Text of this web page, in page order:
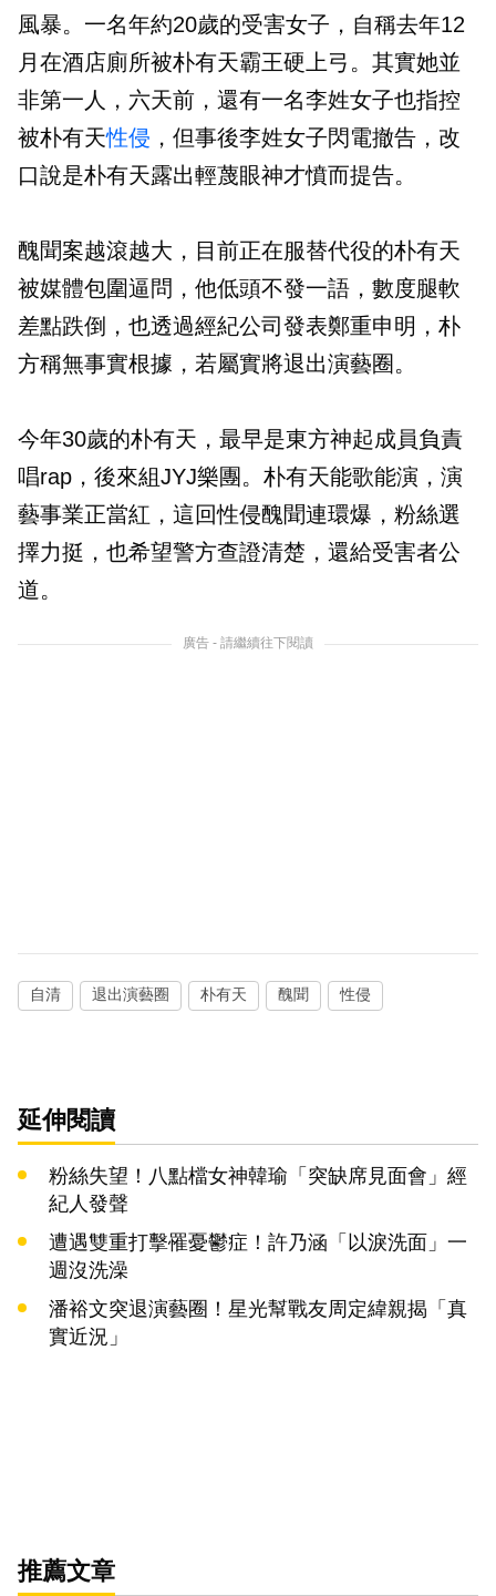
風暴。一名年約20歲的受害女子，自稱去年12
月在酒店廁所被朴有天霸王硬上弓。其實她並
非第一人，六天前，還有一名李姓女子也指控
被朴有天性侵 ，但事後李姓女子閃電撤告，改
口說是朴有天露出輕蔑眼神才憤而提告。
醜聞案越滾越大，目前正在服替代役的朴有天
被媒體包圍逼問，他低頭不發一語，數度腿軟
差點跌倒，也透過經紀公司發表鄭重申明，朴
方稱無事實根據，若屬實將退出演藝圈。
今年30歲的朴有天，最早是東方神起成員負責
唱rap，後來組JYJ樂團。朴有天能歌能演，演
藝事業正當紅，這回性侵醜聞連環爆，粉絲選
擇力挺，也希望警方查證清楚，還給受害者公
道。
廣告 - 請繼續往下閱讀
自清 退出演藝圈 朴有天 醜聞 性侵
延伸閱讀
粉絲失望！八點檔女神韓瑜「突缺席見面會」經
紀人發聲
遭遇雙重打擊罹憂鬱症！許乃涵「以淚洗面」一
週沒洗澡
潘裕文突退演藝圈！星光幫戰友周定緯親揭「真
實近況」
推薦文章